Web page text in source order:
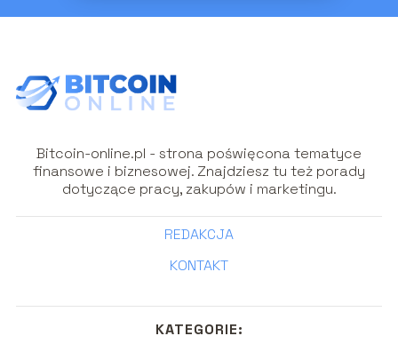
Bitcoin-online.pl - strona poświęcona tematyce
finansowe i biznesowej. Znajdziesz tu też porady
dotyczące pracy, zakupów i marketingu.
REDAKCJA
KONTAKT
KATEGORIE: